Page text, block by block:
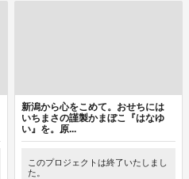
新潟から心をこめて。おせちには
いちまさの謹製かまぼこ『はなゆ
い』を。原...
このプロジェクトは終了いたしまし
た。